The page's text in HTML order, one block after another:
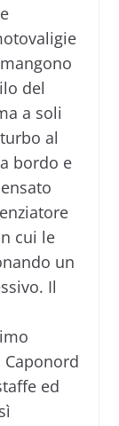
del
a soli
al
bordo e
cui le
un
Il
ed